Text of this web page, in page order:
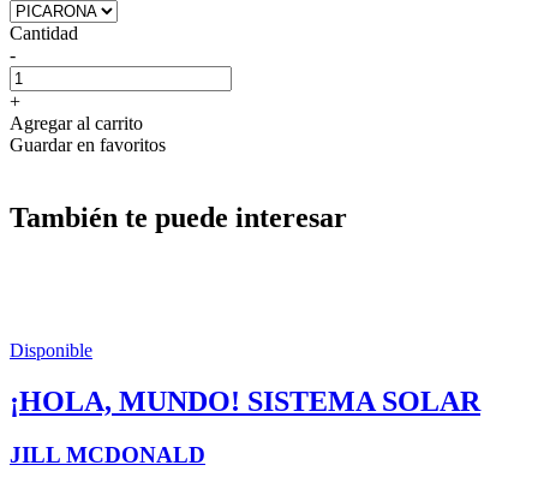
Cantidad
-
+
Agregar al carrito
Guardar en favoritos
También te puede interesar
Disponible
¡HOLA, MUNDO! SISTEMA SOLAR
JILL MCDONALD